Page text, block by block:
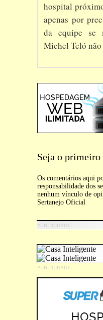
hospital
apenas por
da equipe se
Michel Teló não
Seja o primeiro
Os comentários aqui
responsabilidade dos
nenhum vínculo de
Sertanejo Oficial